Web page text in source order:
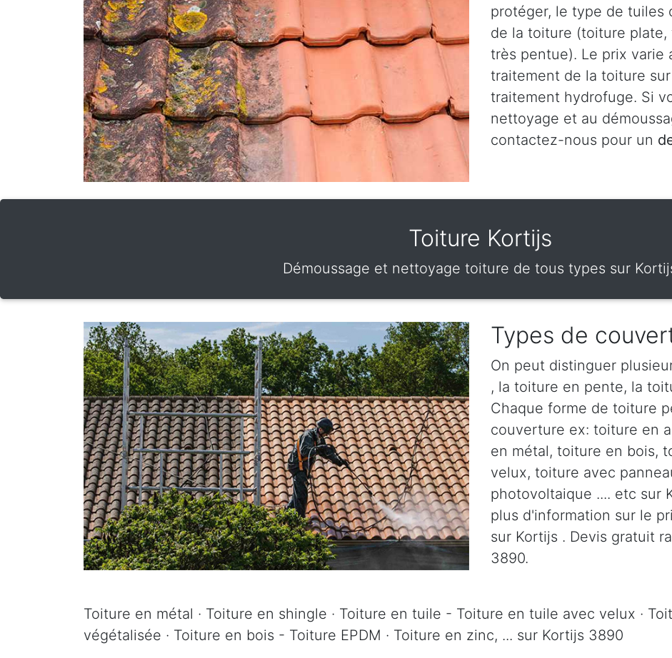
protéger, le type de tuiles
de la toiture (toiture
très pentue). Le prix varie
traitement de la toiture
traitement hydrofuge. Si
nettoyage et au
contactez-nous pour un
Toiture Kortijs
Démoussage et nettoyage toiture de tous types sur
Types de
On peut distinguer
, la toiture en pente, la
Chaque forme de toiture
couverture ex: toiture en
en métal, toiture en bois,
velux, toiture avec
photovoltaique .... etc sur
plus d'information sur le
sur Kortijs . Devis gratuit
3890.
Toiture en métal · Toiture en shingle · Toiture en tuile - Toiture en tuile avec velux ·
végétalisée · Toiture en bois - Toiture EPDM · Toiture en zinc, ... sur Kortijs 3890